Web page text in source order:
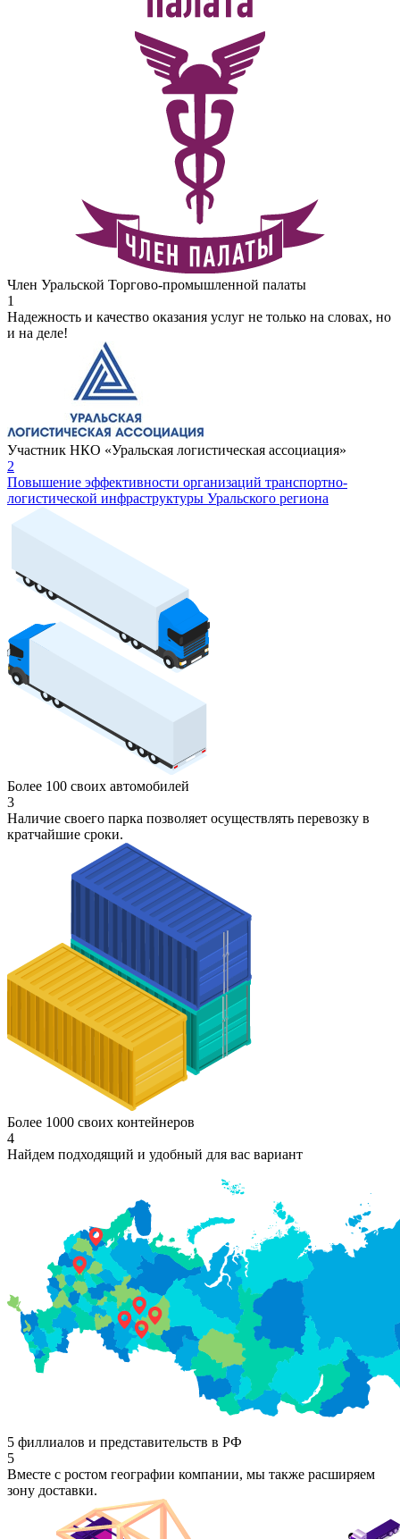
Член Уральской Торгово-промышленной палаты
1
Надежность и качество оказания услуг не только на словах, но
и на деле!
Участник НКО «Уральская логистическая ассоциация»
2
Повышение эффективности организаций транспортно-
логистической инфраструктуры Уральского региона
Более 100 своих автомобилей
3
Наличие своего парка позволяет осуществлять перевозку в
кратчайшие сроки.
Более 1000 своих контейнеров
4
Найдем подходящий и удобный для вас вариант
5 филлиалов и представительств в РФ
5
Вместе с ростом географии компании, мы также расширяем
зону доставки.